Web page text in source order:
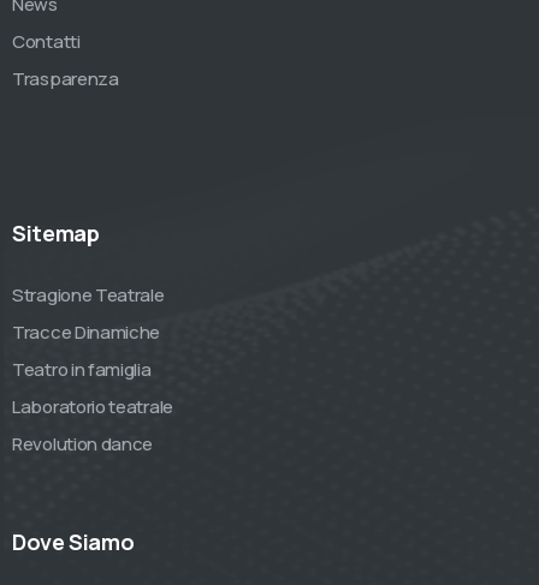
Contatti
Trasparenza
Sitemap
Stragione Teatrale
Tracce Dinamiche
Teatro in famiglia
Laboratorio teatrale
Revolution dance
Dove Siamo